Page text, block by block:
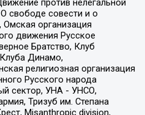
против нелегальной
свободе совести и о
организация
движения Русское
Братство, Клуб
Динамо,
религиозная организация
Русского народа
сектор, УНА - УНСО,
Тризуб им. Степана
Misanthropic division,